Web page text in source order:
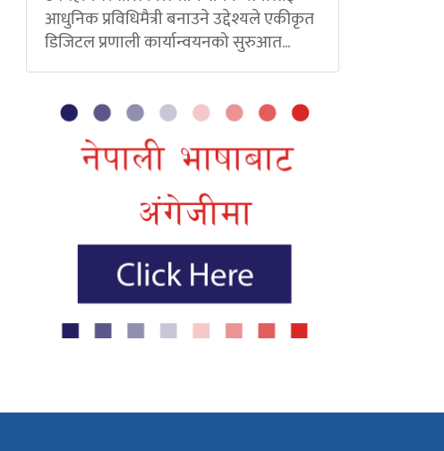
आधुनिक प्रविधिमैत्री बनाउने उद्देश्यले एकीकृत
डिजिटल प्रणाली कार्यान्वयनको सुरुआत...